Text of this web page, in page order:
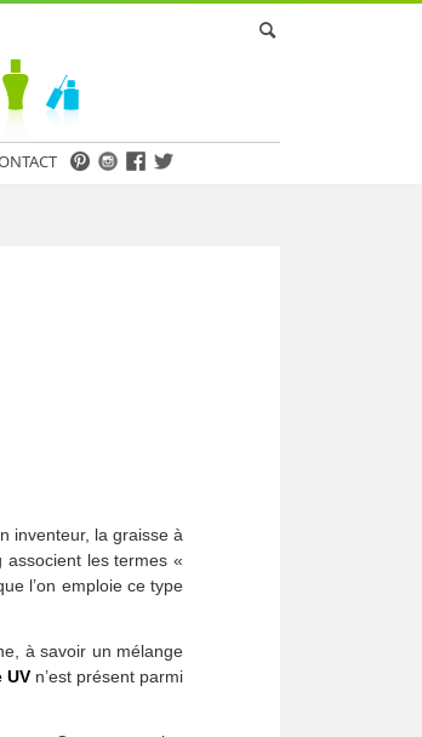
inventeur, la graisse à
les termes «
l’on emploie ce type
à savoir un mélange
UVn’est présent parmi